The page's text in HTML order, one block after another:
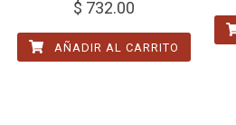
$ 732.00
AÑADIR AL CARRITO